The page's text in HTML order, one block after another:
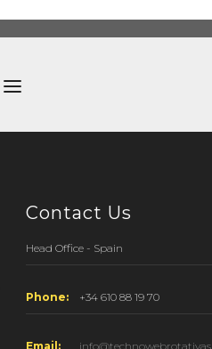
Contact Us
Head Office - Spain
Phone: +34 610 88 19 70
Email: